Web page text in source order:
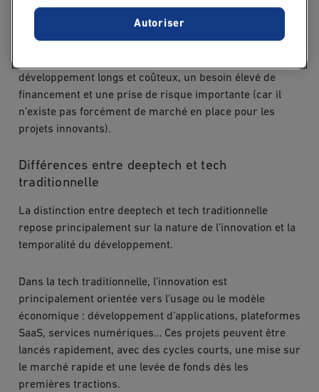
industrie 4.0, cybersécurité, etc.
Elles se caractérisent généralement par un fort ancrage
développement longs et coûteux, un besoin élevé de
financement et une prise de risque importante (car il
n’existe pas forcément de marché en place pour les
projets innovants).
Différences entre deeptech et tech
traditionnelle
La distinction entre deeptech et tech traditionnelle
repose principalement sur la nature de l’innovation et la
temporalité du développement.
Dans la tech traditionnelle, l’innovation est
principalement orientée vers l’usage ou le modèle
économique : développement d’applications, plateformes
SaaS, services numériques… Ces projets peuvent être
lancés rapidement, avec des cycles courts, une mise sur
le marché rapide et une levée de fonds dès les
premières tractions.
Autoriser